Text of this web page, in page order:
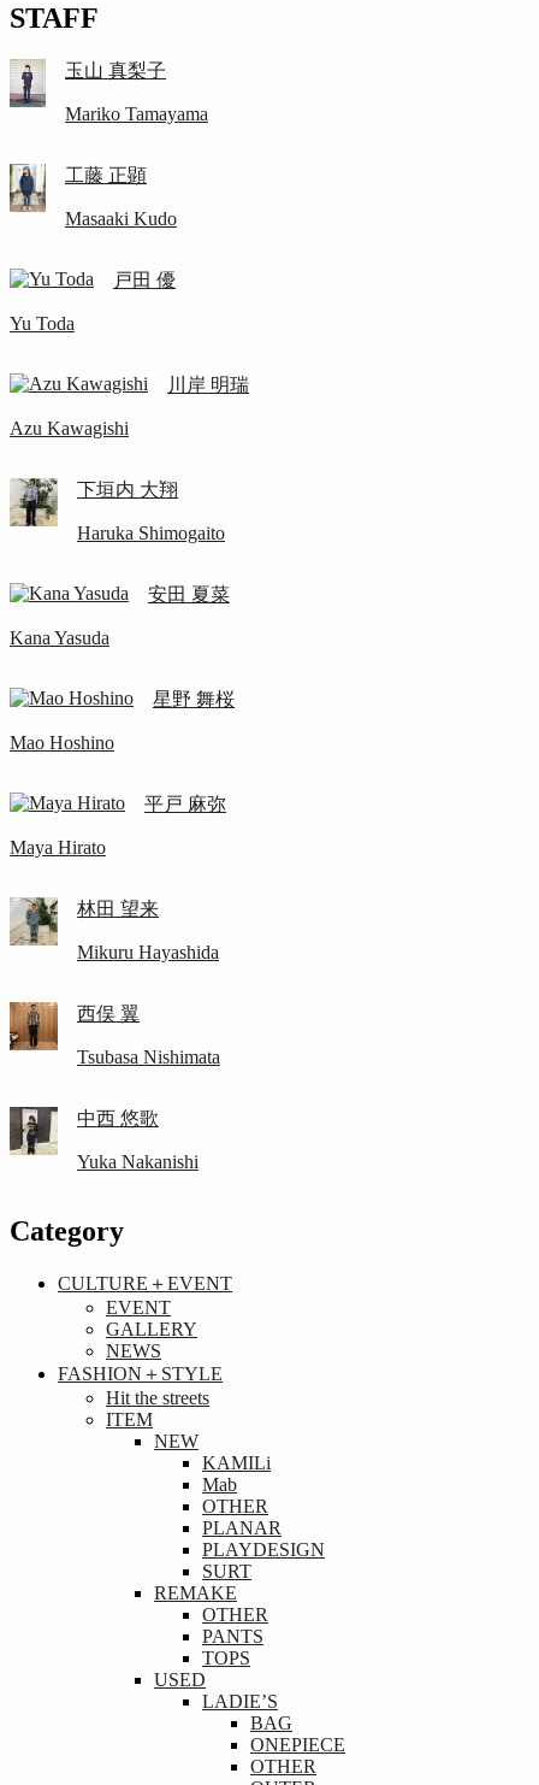
STAFF
玉山 真梨子
Mariko Tamayama
工藤 正顕
Masaaki Kudo
戸田 優
Yu Toda
川岸 明瑞
Azu Kawagishi
下垣内 大翔
Haruka Shimogaito
安田 夏菜
Kana Yasuda
星野 舞桜
Mao Hoshino
平戸 麻弥
Maya Hirato
林田 望来
Mikuru Hayashida
西俣 翼
Tsubasa Nishimata
中西 悠歌
Yuka Nakanishi
Category
CULTURE＋EVENT
EVENT
GALLERY
NEWS
FASHION＋STYLE
Hit the streets
ITEM
NEW
KAMILi
Mab
OTHER
PLANAR
PLAYDESIGN
SURT
REMAKE
OTHER
PANTS
TOPS
USED
LADIE’S
BAG
ONEPIECE
OTHER